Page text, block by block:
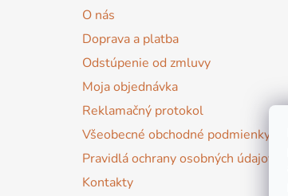
O nás
Doprava a platba
Odstúpenie od zmluvy
Moja objednávka
Reklamačný protokol
Všeobecné obchodné podmienky
Pravidlá ochrany osobných údajov
Kontakty